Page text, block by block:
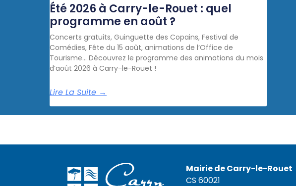
Été 2026 à Carry-le-Rouet : quel
programme en août ?
Concerts gratuits, Guinguette des Copains, Festival de
Comédies, Fête du 15 août, animations de l’Office de
Tourisme… Découvrez le programme des animations du mois
d’août 2026 à Carry-le-Rouet !
Lire La Suite →
Mairie de Carry-le-Rouet
CS 60021